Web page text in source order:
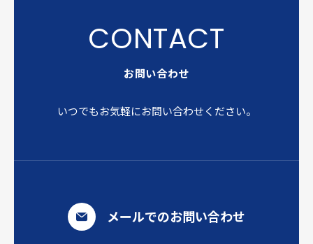
お問い合わせ
いつでもお気軽にお問い合わせください。
メールでのお問い合わせ